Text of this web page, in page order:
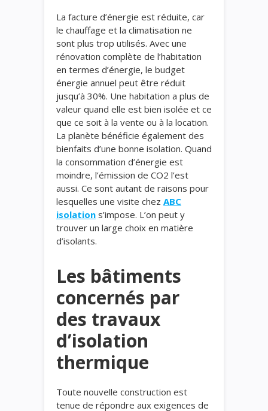
La facture d’énergie est réduite, car
le chauffage et la climatisation ne
sont plus trop utilisés. Avec une
rénovation complète de l’habitation
en termes d’énergie, le budget
énergie annuel peut être réduit
jusqu’à 30%. Une habitation a plus de
valeur quand elle est bien isolée et ce
que ce soit à la vente ou à la location.
La planète bénéficie également des
bienfaits d’une bonne isolation. Quand
la consommation d’énergie est
moindre, l’émission de CO2 l’est
aussi. Ce sont autant de raisons pour
lesquelles une visite chez ABC
isolation s’impose. L’on peut y
trouver un large choix en matière
d’isolants.
Les bâtiments
concernés par
des travaux
d’isolation
thermique
Toute nouvelle construction est
tenue de répondre aux exigences de